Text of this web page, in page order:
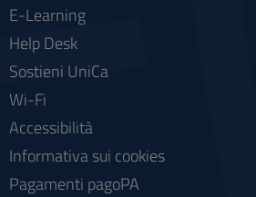
E-Learning
Help Desk
Sostieni UniCa
Wi-Fi
Accessibilità
Informativa sui cookies
Pagamenti pagoPA